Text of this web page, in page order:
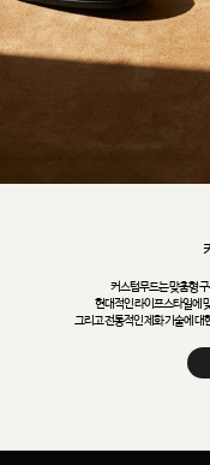
커스텀무드는 맞춤형
현대적인 라이프스타일에
그리고 전통적인 제화 기술에 대